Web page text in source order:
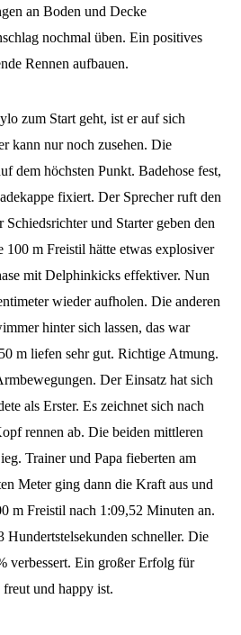
an Boden und Decke
nochmal üben. Ein positives
Rennen aufbauen.
zum Start geht, ist er auf sich
kann nur noch zusehen. Die
dem höchsten Punkt. Badehose fest,
fixiert. Der Sprecher ruft den
und Starter geben den
100 m Freistil hätte etwas explosiver
mit Delphinkicks effektiver. Nun
wieder aufholen. Die anderen
hinter sich lassen, das war
m liefen sehr gut. Richtige Atmung.
Der Einsatz hat sich
als Erster. Es zeichnet sich nach
rennen ab. Die beiden mittleren
Trainer und Papa fieberten am
Meter ging dann die Kraft aus und
m Freistil nach 1:09,52 Minuten an.
Hundertstelsekunden schneller. Die
verbessert. Ein großer Erfolg für
und happy ist.